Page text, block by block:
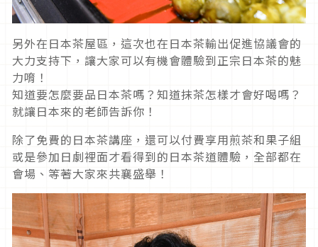
另外在日本茶屋區，這次也在日本茶輸出促進協議會的
大力支持下，讓大家可以有機會體驗到正宗日本茶的魅
力唷！
知道要怎麼要品日本茶嗎？知道抹茶怎樣才會好喝嗎？
就讓日本來的老師告訴你！
除了免費的日本茶講座，還可以付費享用煎茶和果子組
或是參加日劇裡面才看得到的日本茶道體驗，全部都在
會場、等著大家來共襄盛舉！